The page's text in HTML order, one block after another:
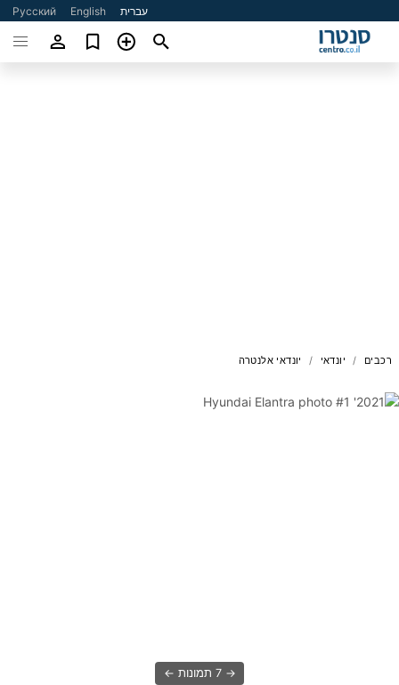
עברית English
Русский
רכבים יונדאי יונדאי אלנטרה
7 תמונות